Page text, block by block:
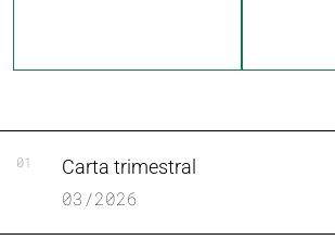
01
Carta trimestral
03/2026